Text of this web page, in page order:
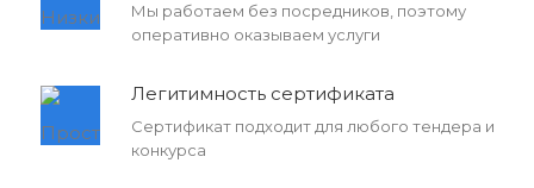
Мы работаем без посредников, поэтому
оперативно оказываем услуги
Легитимность сертификата
Сертификат подходит для любого тендера и
конкурса